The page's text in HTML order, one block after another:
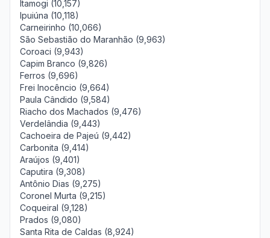
Itamogi (10,157)
Ipuiúna (10,118)
Carneirinho (10,066)
São Sebastião do Maranhão (9,963)
Coroaci (9,943)
Capim Branco (9,826)
Ferros (9,696)
Frei Inocêncio (9,664)
Paula Cândido (9,584)
Riacho dos Machados (9,476)
Verdelândia (9,443)
Cachoeira de Pajeú (9,442)
Carbonita (9,414)
Araújos (9,401)
Caputira (9,308)
Antônio Dias (9,275)
Coronel Murta (9,215)
Coqueiral (9,128)
Prados (9,080)
Santa Rita de Caldas (8,924)